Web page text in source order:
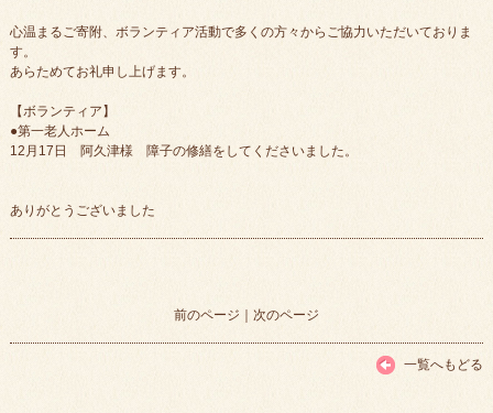
心温まるご寄附、ボランティア活動で多くの方々からご協力いただいておりま
す。
あらためてお礼申し上げます。
【ボランティア】
●第一老人ホーム
12月17日 阿久津様 障子の修繕をしてくださいました。
ありがとうございました
前のページ ｜ 次のページ
一覧へもどる